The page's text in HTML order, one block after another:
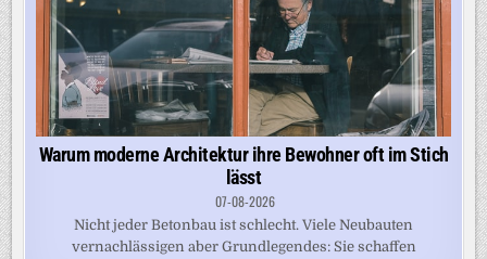
Warum moderne Architektur ihre Bewohner oft im Stich
lässt
07-08-2026
Nicht jeder Betonbau ist schlecht. Viele Neubauten
vernachlässigen aber Grundlegendes: Sie schaffen